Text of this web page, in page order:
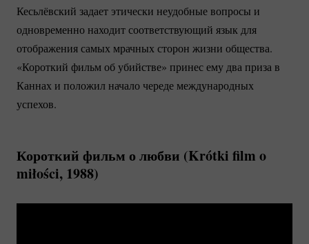
Кесьлёвский задает этически неудобные вопросы и
одновременно находит соответствующий язык для
отображения самых мрачных сторон жизни общества.
«Короткий фильм об убийстве» принес ему два приза в
Каннах и положил начало череде международных
успехов.
Короткий фильм о любви (Krótki film o
miłości, 1988)